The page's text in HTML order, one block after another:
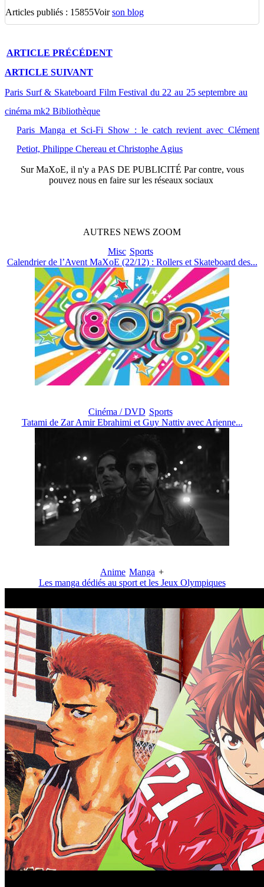
Articles publiés : 15855Voirson blog
ARTICLE PRÉCÉDENT
ARTICLE SUIVANT
Paris Surf & Skateboard Film Festival du 22 au 25 septembre au
cinéma mk2 Bibliothèque
Paris Manga et Sci-Fi Show : le catch revient avec Clément
Petiot, Philippe Chereau et Christophe Agius
SurMaXoE, il n'y a PAS DE PUBLICITÉ Par contre, vous
pouvez nous en faire sur les réseaux sociaux
AUTRES NEWS ZOOM
Misc Sports
Calendrier de l’Avent MaXoE (22/12) : Rollers et Skateboard des...
Cinéma / DVD Sports
Tatami de Zar Amir Ebrahimi et Guy Nattiv avec Arienne...
Anime Manga +
Les manga dédiés au sport et les Jeux Olympiques